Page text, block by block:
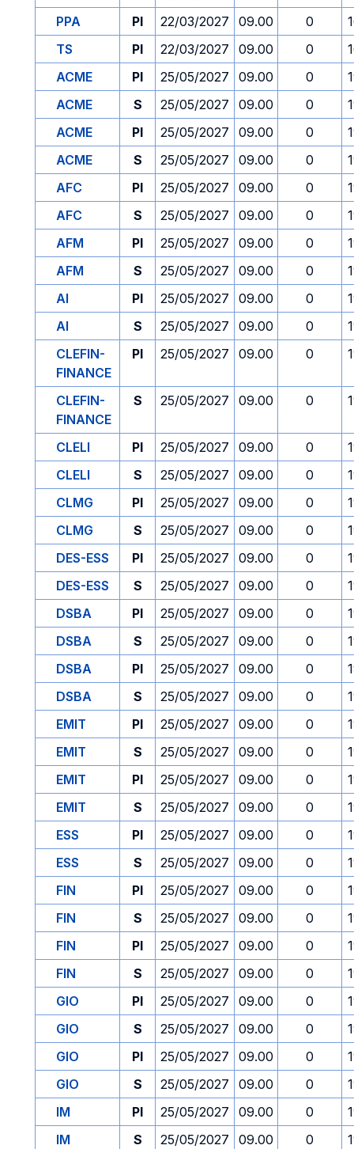
PPA
PI 22/03/2027 09.00 0
TS
PI 22/03/2027 09.00 0
ACME
PI 25/05/2027 09.00 0
ACME
S 25/05/2027 09.00 0
ACME
PI 25/05/2027 09.00 0
ACME
S 25/05/2027 09.00 0
AFC
PI 25/05/2027 09.00 0
AFC
S 25/05/2027 09.00 0
AFM
PI 25/05/2027 09.00 0
AFM
S 25/05/2027 09.00 0
AI
PI 25/05/2027 09.00 0
AI
S 25/05/2027 09.00 0
CLEFIN-
FINANCE
PI 25/05/2027 09.00 0
CLEFIN-
FINANCE
S 25/05/2027 09.00 0
CLELI PI 25/05/2027 09.00 0
CLELI
S 25/05/2027 09.00 0
CLMG
PI 25/05/2027 09.00 0
CLMG
S 25/05/2027 09.00 0
DES-ESS
PI 25/05/2027 09.00 0
DES-ESS
S 25/05/2027 09.00 0
DSBA
PI 25/05/2027 09.00 0
DSBA
S 25/05/2027 09.00 0
DSBA
PI 25/05/2027 09.00 0
DSBA
S 25/05/2027 09.00 0
EMIT
PI 25/05/2027 09.00 0
EMIT
S 25/05/2027 09.00 0
EMIT
PI 25/05/2027 09.00 0
EMIT
S 25/05/2027 09.00 0
ESS
PI 25/05/2027 09.00 0
ESS
S 25/05/2027 09.00 0
FIN
PI 25/05/2027 09.00 0
FIN
S 25/05/2027 09.00 0
FIN
PI 25/05/2027 09.00 0
FIN
S 25/05/2027 09.00 0
GIO
PI 25/05/2027 09.00 0
GIO
S 25/05/2027 09.00 0
GIO
PI 25/05/2027 09.00 0
GIO
S 25/05/2027 09.00 0
IM
PI 25/05/2027 09.00 0
IM
S 25/05/2027 09.00 0